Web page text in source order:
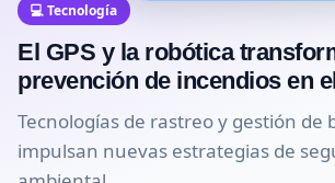
💻 Tecnología
El GPS y la robótica
prevención de incendios en
Tecnologías de rastreo y gestión de
impulsan nuevas estrategias de